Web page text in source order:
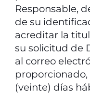
Responsable,
de su
acreditar la
su solicitud de
al correo
(veinte) días